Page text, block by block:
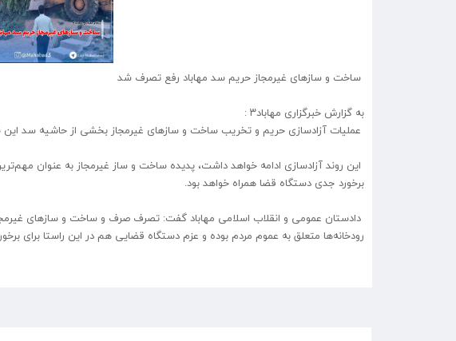
ساخت و ساز‌های غیرمجاز حریم سد مهاباد رفع تصرف شد
به گزارش خبرگزاری مهاباد۳ :
عملیات آزادسازی حریم و تخریب ساخت و ساز‌های غیرمجاز بخشی از حاشیه سد
این روند آزادسازی ادامه خواهد داشت، پدیده ساخت و ساز غیرمجاز به عنوان
برخورد جدی دستگاه قضا همراه خواهد بود.
دادستان عمومی و انقلاب اسلامی مهاباد گفت: تصرف صرف و ساخت و ساز‌های
رودخانه‌ها متعلق به عموم مردم بوده و عزم دستگاه قضایی هم در این راستا برای